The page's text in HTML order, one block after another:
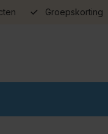
Groepskorting